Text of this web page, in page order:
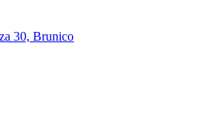
30, Brunico